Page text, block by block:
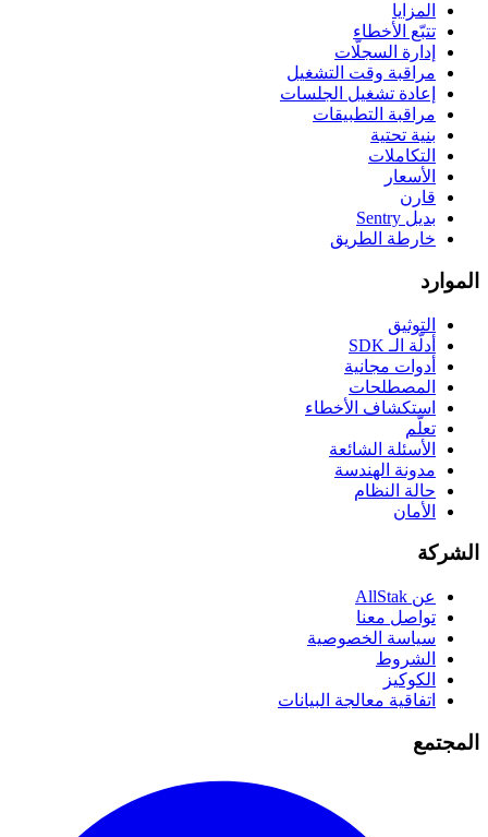
المزايا
تتبّع الأخطاء
إدارة السجلّات
مراقبة وقت التشغيل
إعادة تشغيل الجلسات
مراقبة التطبيقات
بنية تحتية
التكاملات
الأسعار
قارن
بديل Sentry
خارطة الطريق
الموارد
التوثيق
أدلّة الـ SDK
أدوات مجانية
المصطلحات
استكشاف الأخطاء
تعلّم
الأسئلة الشائعة
مدونة الهندسة
حالة النظام
الأمان
الشركة
عن AllStak
تواصل معنا
سياسة الخصوصية
الشروط
الكوكيز
اتفاقية معالجة البيانات
المجتمع